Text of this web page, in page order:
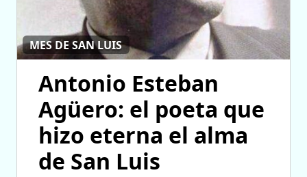
MES DE SAN LUIS
Antonio Esteban
Agüero: el poeta que
hizo eterna el alma
de San Luis